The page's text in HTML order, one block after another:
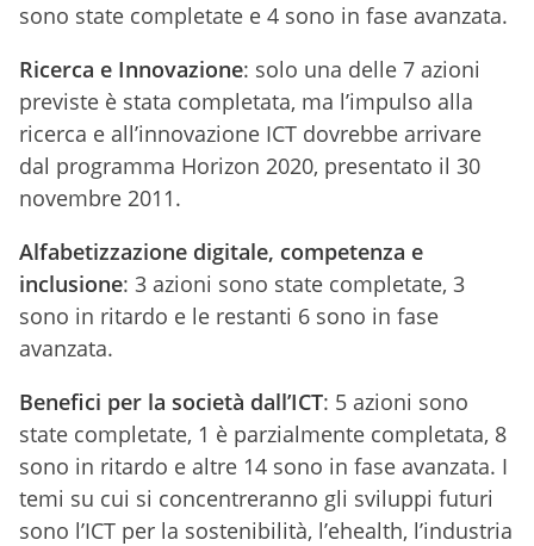
sono state completate e 4 sono in fase avanzata.
Ricerca e Innovazione: solo una delle 7 azioni
previste è stata completata, ma l’impulso alla
ricerca e all’innovazione ICT dovrebbe arrivare
dal programma Horizon 2020, presentato il 30
novembre 2011.
Alfabetizzazione digitale, competenza e
inclusione: 3 azioni sono state completate, 3
sono in ritardo e le restanti 6 sono in fase
avanzata.
Benefici per la società dall’ICT: 5 azioni sono
state completate, 1 è parzialmente completata, 8
sono in ritardo e altre 14 sono in fase avanzata. I
temi su cui si concentreranno gli sviluppi futuri
sono l’ICT per la sostenibilità, l’ehealth, l’industria